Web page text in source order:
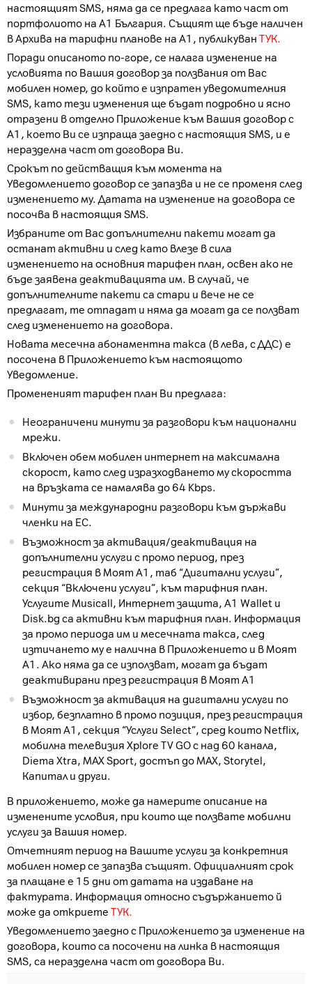
настоящият SMS, няма да се предлага като част от
портфолиото на А1 България. Същият ще бъде наличен
в Архива на тарифни планове на А1, публикуван ТУК.
Поради описаното по-горе, се налага изменение на
условията по Вашия договор за ползвания от Вас
мобилен номер, до който е изпратен уведомителния
SMS, като тези изменения ще бъдат подробно и ясно
отразени в отделно Приложение към Вашия договор с
А1, което Ви се изпраща заедно с настоящия SMS, и е
неразделна част от договора Ви.
Срокът по действащия към момента на
Уведомлението договор се запазва и не се променя след
изменението му. Датата на изменение на договора се
посочва в настоящия SMS.
Избраните от Вас допълнителни пакети могат да
останат активни и след като влезе в сила
изменението на основния тарифен план, освен ако не
бъде заявена деактивацията им. В случай, че
допълнителните пакети са стари и вече не се
предлагат, те отпадат и няма да могат да се ползват
след изменението на договора.
Новата месечна абонаментна такса (в лева, с ДДС) е
посочена в Приложението към настоящото
Уведомление.
Промененият тарифен план Ви предлага:
Неограничени минути за разговори към национални
мрежи.
Включен обем мобилен интернет на максимална
скорост, като след изразходването му скоростта
на връзката се намалява до 64 Kbps.
Минути за международни разговори към държави
членки на ЕС.
Възможност за активация/деактивация на
допълнителни услуги с промо период, през
регистрация в Моят А1, таб “Дигитални услуги”,
секция “Включени услуги”, към тарифния план.
Услугите Musicall, Интернет защита, A1 Wallet и
Disk.bg са активни към тарифния план. Информация
за промо периода им и месечната такса, след
изтичането му е налична в Приложението и в Моят
А1. Ако няма да се използват, могат да бъдат
деактивирани през регистрация в Моят А1
Възможност за активация на дигитални услуги по
избор, безплатно в промо позиция, през регистрация
в Моят А1, секция “Услуги Select”, сред които Netflix,
мобилна телевизия Xplore TV GO с над 60 канала,
Diema Xtra, MAX Sport, достъп до MAX, Storytel,
Капитал и други.
В приложението, може да намерите описание на
изменените условия, при които ще ползвате мобилни
услуги за Вашия номер.
Отчетният период на Вашите услуги за конкретния
мобилен номер се запазва същият. Официалният срок
за плащане е 15 дни от датата на издаване на
фактурата. Информация относно съдържанието й
може да откриете ТУК.
Уведомлението заедно с Приложението за изменение на
договора, които са посочени на линка в настоящия
SMS, са неразделна част от договора Ви.